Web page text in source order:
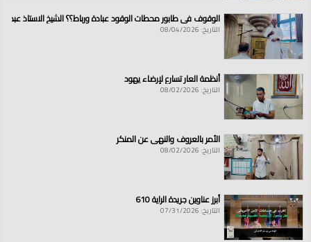
الوقوف في طابور محطات الوقود عبادة ورباط؟؟ الشيخ الاستاذ عبد
التاريخ: 08/04/2026
أنظمة العار تسارع لإرضاء يهود
التاريخ: 08/02/2026
الأمر بالعروف والنهي عن المنكر
التاريخ: 08/02/2026
أبرز عناوين جريدة الراية 610
التاريخ: 07/31/2026